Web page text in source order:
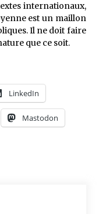
internationaux,
est un maillon
Il ne doit faire
que ce soit.
LinkedIn
Mastodon